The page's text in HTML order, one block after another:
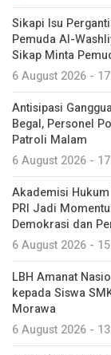
Sikapi Isu
Pemuda Al-
Sikap Minta
6 August 2026 -
Antisipasi
Begal, Personel
Patroli Malam
6 August 2026 -
Akademisi Hukum
PRI Jadi
Demokrasi dan
6 August 2026 -
LBH Amanat
kepada Siswa
Morawa
6 August 2026 -